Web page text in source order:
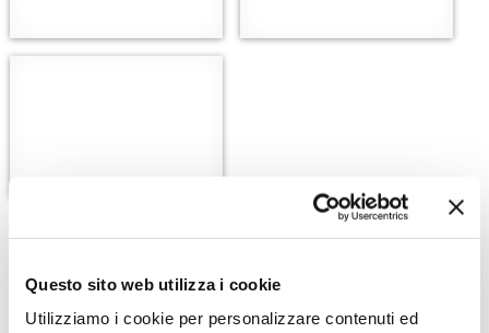
Questo sito web utilizza i cookie
Utilizziamo i cookie per personalizzare contenuti ed